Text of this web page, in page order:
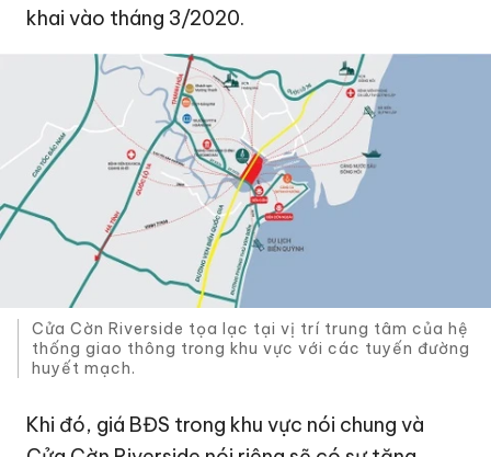
khai vào tháng 3/2020.
Cửa Cờn Riverside tọa lạc tại vị trí trung tâm của hệ
thống giao thông trong khu vực với các tuyến đường
huyết mạch.
Khi đó, giá BĐS trong khu vực nói chung và